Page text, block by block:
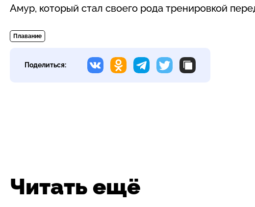
Амур, который стал своего рода тренировкой
Плавание
Поделиться:
Читать ещё